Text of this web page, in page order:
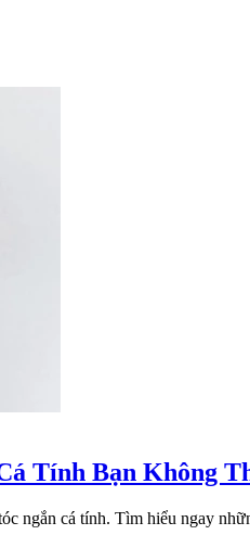
Tính Bạn Không
ngắn cá tính. Tìm hiểu ngay